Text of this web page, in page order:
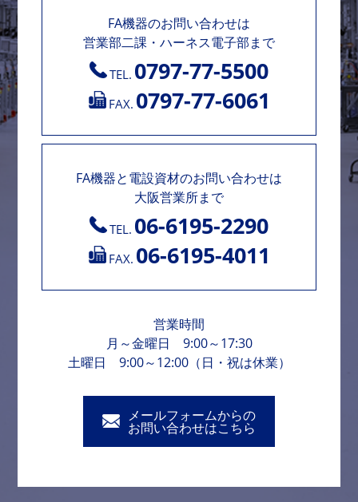
FA機器のお問い合わせは
営業部二課・ハーネス電子部まで
TEL. 0797-77-5500
FAX. 0797-77-6061
FA機器と電設資材のお問い合わせは
大阪営業所まで
TEL. 06-6195-2290
FAX. 06-6195-4011
営業時間
月～金曜日 9:00～17:30
土曜日 9:00～12:00（日・祝は休業）
メールフォームからの
お問い合わせはこちら